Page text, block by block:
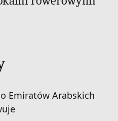
Emiratów Arabskich